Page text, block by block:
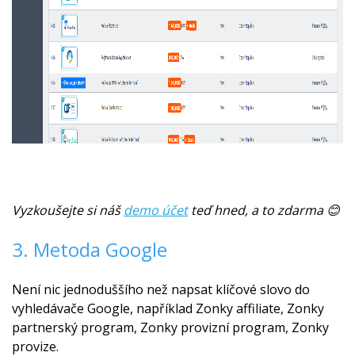
Vyzkoušejte si nášdemo účetteď hned, a to zdarma 😊
3. Metoda Google
Není nic jednoduššího než napsat klíčové slovo do
vyhledávače Google, například Zonky affiliate, Zonky
partnerský program, Zonky provizní program, Zonky
provize.